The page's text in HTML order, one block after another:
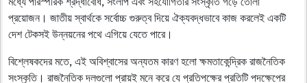
প্রয়োজন। জাতীয় স্বার্থকে সর্বোচ্চ গুরুত্ব দিয়ে ঐক্যবদ্ধভাবে কাজ করলেই একটি
দেশ টেকসই উন্নয়নের পথে এগিয়ে যেতে পারে।
বিশ্লেষকদের মতে, এই অবিশ্বাসের অন্যতম কারণ হলো ক্ষমতাকেন্দ্রিক রাজনৈতিক
সংস্কৃতি। রাজনৈতিক দলগুলো প্রায়ই মনে করে যে প্রতিপক্ষের প্রতিটি পদক্ষেপের